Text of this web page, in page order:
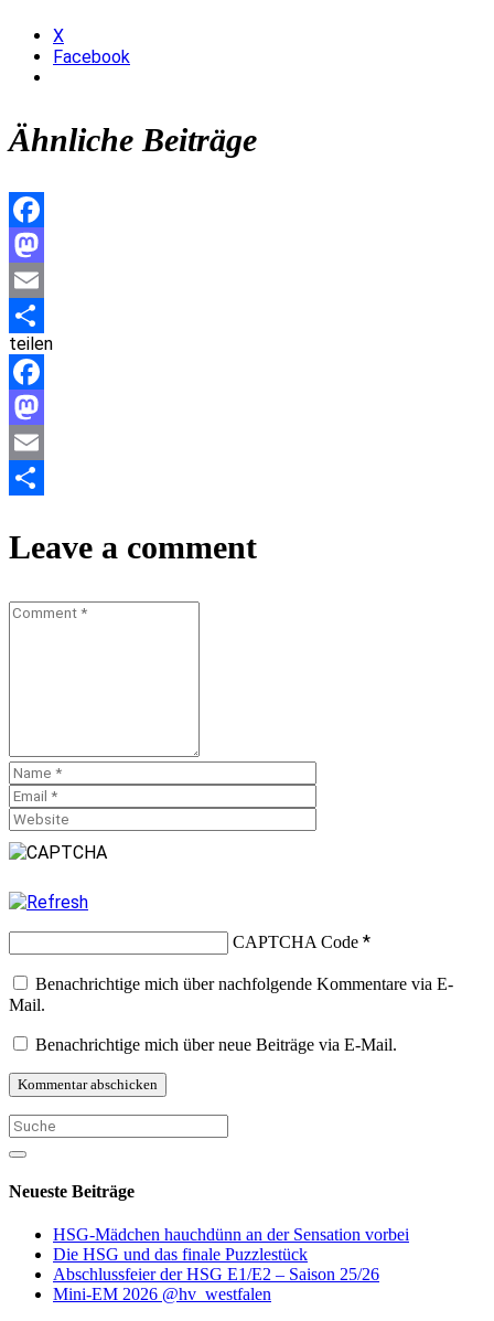
X
Facebook
Ähnliche Beiträge
Facebook
Mastodon
Email
Teilen
teilen
Facebook
Mastodon
Email
Leave a comment
CAPTCHA Code *
Benachrichtige mich über nachfolgende Kommentare via E-
Mail.
Benachrichtige mich über neue Beiträge via E-Mail.
Neueste Beiträge
HSG-Mädchen hauchdünn an der Sensation vorbei
Die HSG und das finale Puzzlestück
Abschlussfeier der HSG E1/E2 – Saison 25/26
Mini-EM 2026 @hv_westfalen